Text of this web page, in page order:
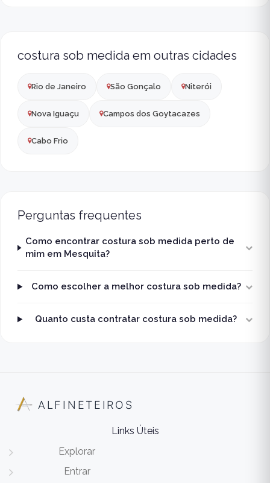
costura sob medida em outras cidades
Rio de Janeiro São Gonçalo Niterói
Nova Iguaçu Campos dos Goytacazes
Cabo Frio
Perguntas frequentes
Como encontrar costura sob medida perto de
mim em Mesquita?
Como escolher a melhor costura sob medida?
Quanto custa contratar costura sob medida?
ALFINETEIROS
Links Úteis
Explorar
Entrar